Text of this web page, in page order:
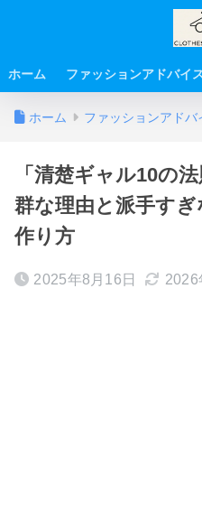
ホーム ファッションアドバイ
ホーム ファッションアドバ
「清楚ギャル10の
群な理由と派手す
作り方
2025年8月16日 2026